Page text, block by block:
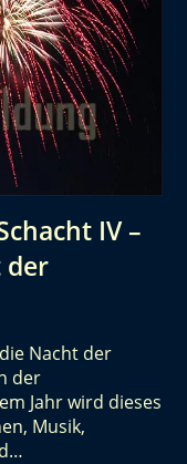
IV –
der
Nacht der
der
Jahr wird dieses
Musik,